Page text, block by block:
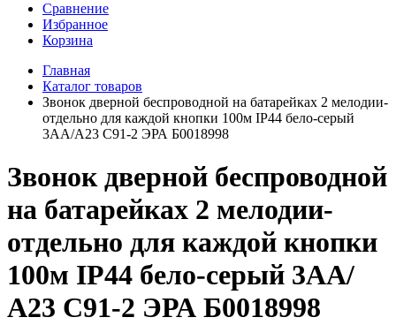
Сравнение
Избранное
Корзина
Главная
Каталог товаров
Звонок дверной беспроводной на батарейках 2 мелодии-
отдельно для каждой кнопки 100м IP44 бело-серый
3АА/А23 C91-2 ЭРА Б0018998
Звонок дверной беспроводной
на батарейках 2 мелодии-
отдельно для каждой кнопки
100м IP44 бело-серый 3АА/
А23 C91-2 ЭРА Б0018998